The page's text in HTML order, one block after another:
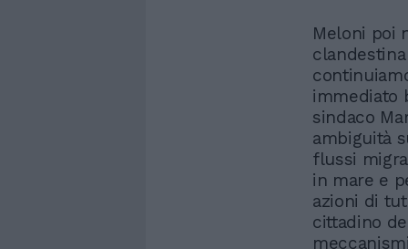
Meloni poi
immediato
sindaco
ambiguità
flussi
in mare e
azioni di
cittadino